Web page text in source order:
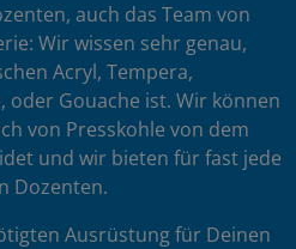
auch das Team von
Wir wissen sehr genau,
Acryl, Tempera,
oder Gouache ist. Wir können
von Presskohle von dem
und wir bieten für fast jede
Dozenten.
Ausrüstung für Deinen